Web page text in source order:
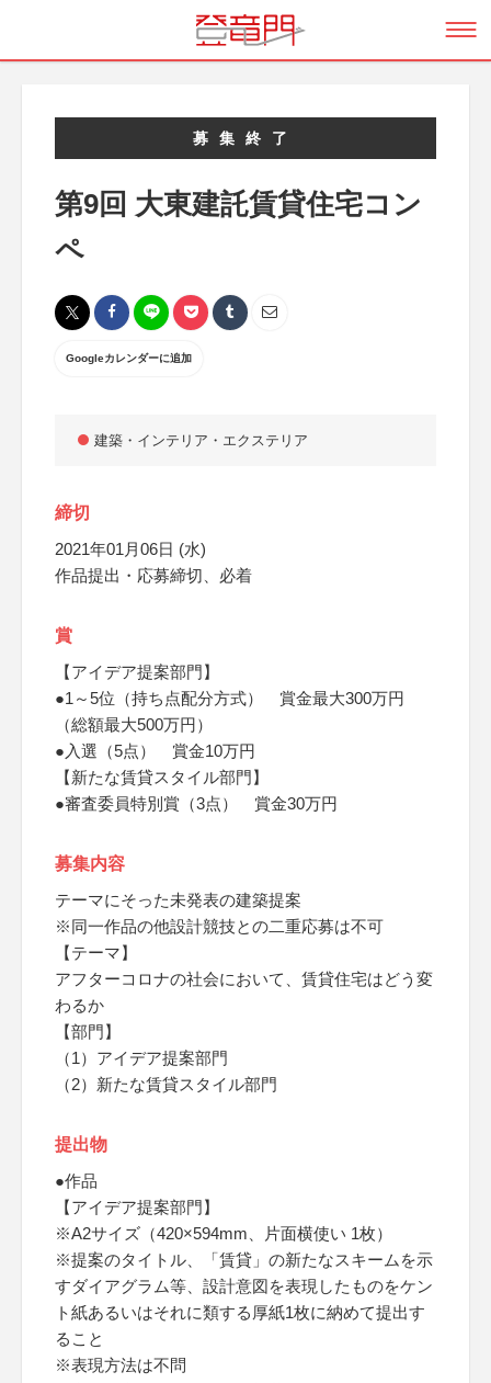
募集終了
第9回 大東建託賃貸住宅コン
ペ
Googleカレンダーに追加
建築・インテリア・エクステリア
締切
2021年01月06日 (水)
作品提出・応募締切、必着
賞
【アイデア提案部門】
●1～5位（持ち点配分方式） 賞金最大300万円
（総額最大500万円）
●入選（5点） 賞金10万円
【新たな賃貸スタイル部門】
●審査委員特別賞（3点） 賞金30万円
募集内容
テーマにそった未発表の建築提案
※同一作品の他設計競技との二重応募は不可
【テーマ】
アフターコロナの社会において、賃貸住宅はどう変
わるか
【部門】
（1）アイデア提案部門
（2）新たな賃貸スタイル部門
提出物
●作品
【アイデア提案部門】
※A2サイズ（420×594mm、片面横使い 1枚）
※提案のタイトル、「賃貸」の新たなスキームを示
すダイアグラム等、設計意図を表現したものをケン
ト紙あるいはそれに類する厚紙1枚に納めて提出す
ること
※表現方法は不問